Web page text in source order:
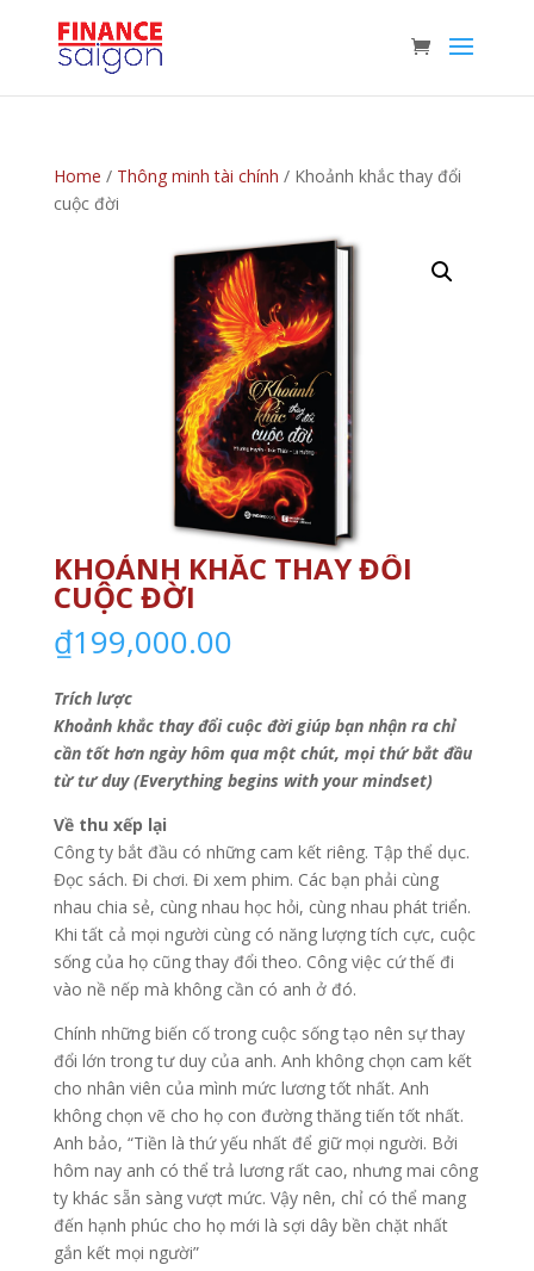
Home / Thông minh tài chính / Khoảnh khắc thay đổi
cuộc đời
KHOẢNH KHẮC THAY ĐỔI
CUỘC ĐỜI
₫199,000.00
Trích lược
Khoảnh khắc thay đổi cuộc đời giúp bạn nhận ra chỉ
cần tốt hơn ngày hôm qua một chút, mọi thứ bắt đầu
từ tư duy (Everything begins with your mindset)
Về thu xếp lại
Công ty bắt đầu có những cam kết riêng. Tập thể dục.
Đọc sách. Đi chơi. Đi xem phim. Các bạn phải cùng
nhau chia sẻ, cùng nhau học hỏi, cùng nhau phát triển.
Khi tất cả mọi người cùng có năng lượng tích cực, cuộc
sống của họ cũng thay đổi theo. Công việc cứ thế đi
vào nề nếp mà không cần có anh ở đó.
Chính những biến cố trong cuộc sống tạo nên sự thay
đổi lớn trong tư duy của anh. Anh không chọn cam kết
cho nhân viên của mình mức lương tốt nhất. Anh
không chọn vẽ cho họ con đường thăng tiến tốt nhất.
Anh bảo, “Tiền là thứ yếu nhất để giữ mọi người. Bởi
hôm nay anh có thể trả lương rất cao, nhưng mai công
ty khác sẵn sàng vượt mức. Vậy nên, chỉ có thể mang
đến hạnh phúc cho họ mới là sợi dây bền chặt nhất
gắn kết mọi người”